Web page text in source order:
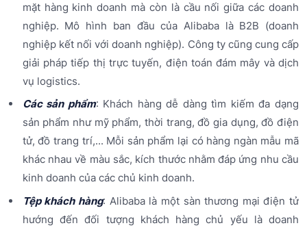
mặt hàng kinh doanh mà còn là cầu nối giữa các doanh
nghiệp. Mô hình ban đầu của Alibaba là B2B (doanh
nghiệp kết nối với doanh nghiệp). Công ty cũng cung cấp
giải pháp tiếp thị trực tuyến, điện toán đám mây và dịch
vụ logistics.
Các sản phẩm: Khách hàng dễ dàng tìm kiếm đa dạng
sản phẩm như mỹ phẩm, thời trang, đồ gia dụng, đồ điện
tử, đồ trang trí,... Mỗi sản phẩm lại có hàng ngàn mẫu mã
khác nhau về màu sắc, kích thước nhằm đáp ứng nhu cầu
kinh doanh của các chủ kinh doanh.
Tệp khách hàng: Alibaba là một sàn thương mại điện tử
hướng đến đối tượng khách hàng chủ yếu là doanh